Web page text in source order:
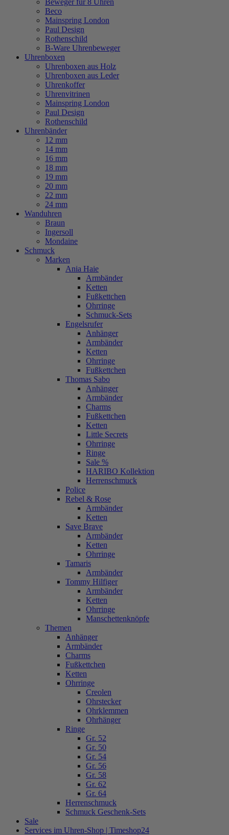
Beweger für 8 Uhren
Beco
Mainspring London
Paul Design
Rothenschild
B-Ware Uhrenbeweger
Uhrenboxen
Uhrenboxen aus Holz
Uhrenboxen aus Leder
Uhrenkoffer
Uhrenvitrinen
Mainspring London
Paul Design
Rothenschild
Uhrenbänder
12 mm
14 mm
16 mm
18 mm
19 mm
20 mm
22 mm
24 mm
Wanduhren
Braun
Ingersoll
Mondaine
Schmuck
Marken
Ania Haie
Armbänder
Ketten
Fußkettchen
Ohrringe
Schmuck-Sets
Engelsrufer
Anhänger
Armbänder
Ketten
Ohrringe
Fußkettchen
Thomas Sabo
Anhänger
Armbänder
Charms
Fußkettchen
Ketten
Little Secrets
Ohrringe
Ringe
Sale %
HARIBO Kollektion
Herrenschmuck
Police
Rebel & Rose
Armbänder
Ketten
Save Brave
Armbänder
Ketten
Ohrringe
Tamaris
Armbänder
Tommy Hilfiger
Armbänder
Ketten
Ohrringe
Manschettenknöpfe
Themen
Anhänger
Armbänder
Charms
Fußkettchen
Ketten
Ohrringe
Creolen
Ohrstecker
Ohrklemmen
Ohrhänger
Ringe
Gr. 52
Gr. 50
Gr. 54
Gr. 56
Gr. 58
Gr. 62
Gr. 64
Herrenschmuck
Schmuck Geschenk-Sets
Sale
Services im Uhren-Shop | Timeshop24